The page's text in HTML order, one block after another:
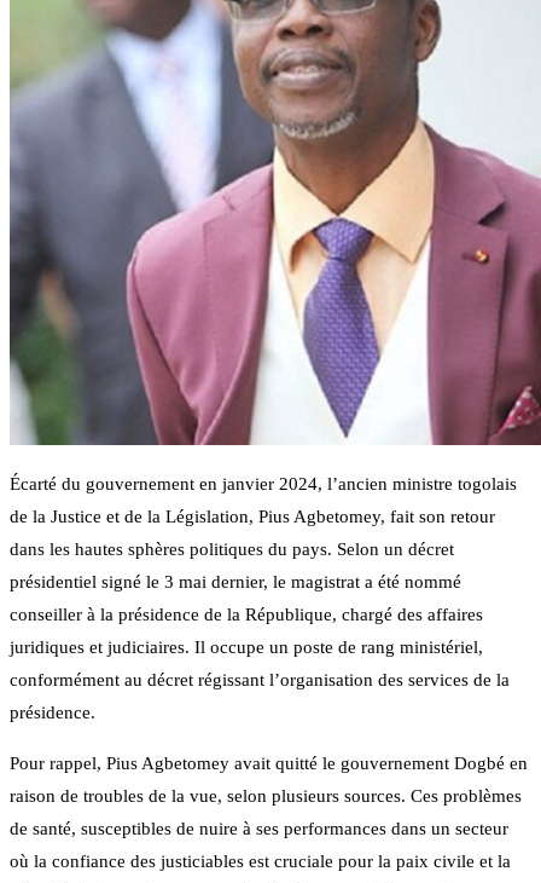
Écarté du gouvernement en janvier 2024, l’ancien ministre togolais
de la Justice et de la Législation, Pius Agbetomey, fait son retour
dans les hautes sphères politiques du pays. Selon un décret
présidentiel signé le 3 mai dernier, le magistrat a été nommé
conseiller à la présidence de la République, chargé des affaires
juridiques et judiciaires. Il occupe un poste de rang ministériel,
conformément au décret régissant l’organisation des services de la
présidence.
Pour rappel, Pius Agbetomey avait quitté le gouvernement Dogbé en
raison de troubles de la vue, selon plusieurs sources. Ces problèmes
de santé, susceptibles de nuire à ses performances dans un secteur
où la confiance des justiciables est cruciale pour la paix civile et la